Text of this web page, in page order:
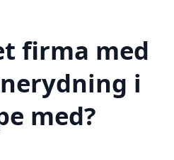
firma med
i
med?